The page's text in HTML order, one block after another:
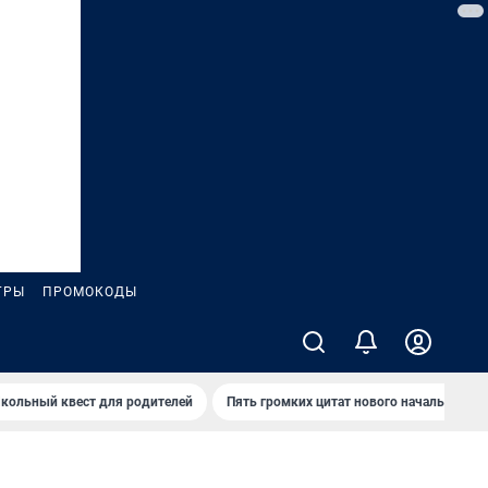
ПРОМОКОДЫ
квест для родителей Пять громких цитат нового начальника